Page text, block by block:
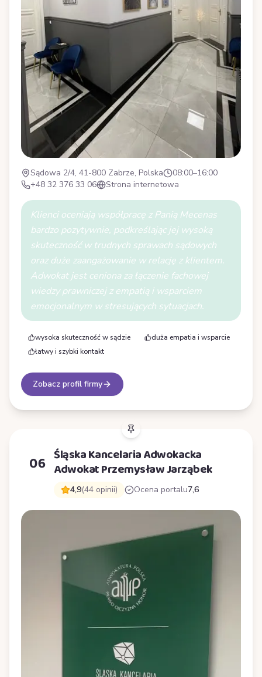
Sądowa 2/4, 41-800 Zabrze, Polska
08:00–16:00
+48 32 376 33 06
Strona internetowa
Klienci oceniają współpracę z Panią Mecenas
bardzo pozytywnie, podkreślając jej wysoką
skuteczność w trudnych sprawach sądowych
oraz duże zaangażowanie w relację z klientem.
Adwokat jest ceniona za łączenie fachowej
wiedzy prawniczej z empatią i wsparciem
emocjonalnym w stresujących sytuacjach.
wysoka skuteczność w sądzie
duża empatia i wsparcie
łatwy i szybki kontakt
Zobacz profil firmy
06 Śląska Kancelaria Adwokacka
Adwokat Przemysław Jarząbek
4,9(44 opinii) Ocena portalu7,6